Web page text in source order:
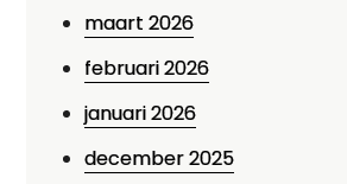
maart 2026
februari 2026
januari 2026
december 2025